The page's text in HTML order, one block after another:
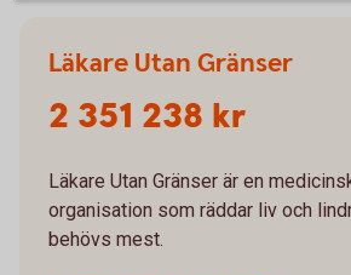
Läkare Utan Gränser
2 351 238 kr
Läkare Utan Gränser är en
organisation som räddar liv och
behövs mest.